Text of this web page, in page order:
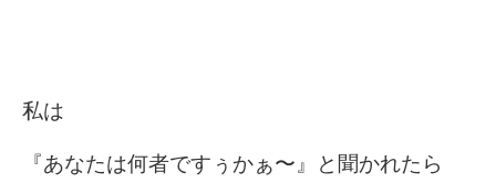
私は
『あなたは何者ですぅかぁ〜』と聞かれたら